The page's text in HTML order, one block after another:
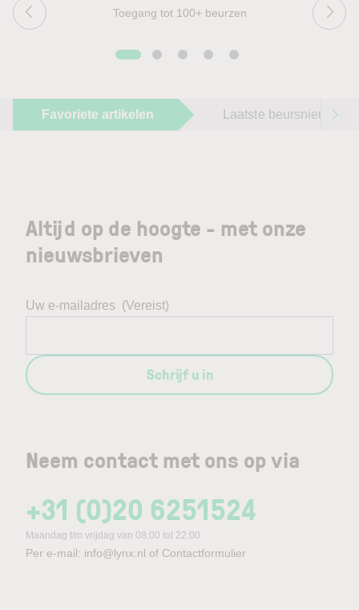
Toegang tot 100+ beurzen
Favoriete artikelen Laatste beursnieuws
Neem contact met ons op via
+31 (0)20 6251524
Maandag t/m vrijdag van 08:00 tot 22:00
Per e-mail: info@lynx.nl of Contactformulier
Altijd op de hoogte - met onze
nieuwsbrieven
Uw e-mailadres (Vereist)
Schrijf u in